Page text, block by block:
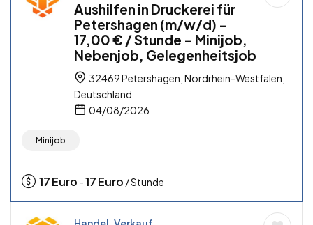
Aushilfen in Druckerei für
Petershagen (m/w/d) –
17,00 € / Stunde – Minijob,
Nebenjob, Gelegenheitsjob
32469 Petershagen, Nordrhein-Westfalen,
Deutschland
04/08/2026
Minijob
17Euro -17Euro / Stunde